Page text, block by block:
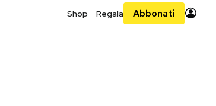
Shop Regala Abbonati